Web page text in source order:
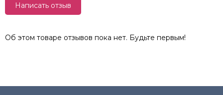
Написать отзыв
Об этом товаре отзывов пока нет. Будьте первым!